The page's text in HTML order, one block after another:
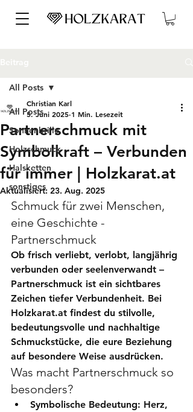
All Posts
Sonnenbrille
Holzschmuck
Halsketten
sonstiges
All Posts
Partnerschmuck mit
Symbolkraft – Verbunden
für immer | Holzkarat.at
Christian Karl
5. Juni 2025 1 Min. Lesezeit
Aktualisiert: 23. Aug. 2025
Schmuck für zwei Menschen,
eine Geschichte -
Partnerschmuck
Ob frisch verliebt, verlobt, langjährig
verbunden oder seelenverwandt –
Partnerschmuck ist ein sichtbares
Zeichen tiefer Verbundenheit. Bei
Holzkarat.at findest du stilvolle,
bedeutungsvolle und nachhaltige
Schmuckstücke, die eure Beziehung
auf besondere Weise ausdrücken.
Was macht Partnerschmuck so
besonders?
Symbolische Bedeutung: Herz,